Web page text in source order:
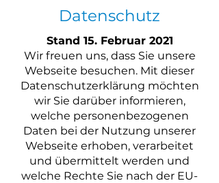
Datenschutz
Stand 15. Februar 2021
Wir freuen uns, dass Sie unsere
Webseite besuchen. Mit dieser
Datenschutzerklärung möchten
wir Sie darüber informieren,
welche personenbezogenen
Daten bei der Nutzung unserer
Webseite erhoben, verarbeitet
und übermittelt werden und
welche Rechte Sie nach der EU-